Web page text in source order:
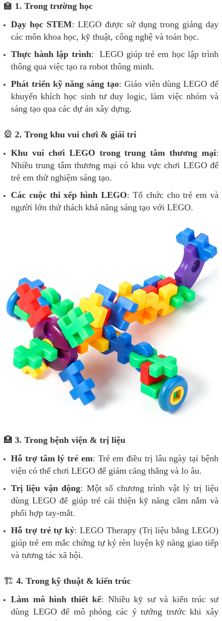
🏫 1. Trong trường học
Dạy học STEM: LEGO được sử dụng trong giảng dạy
các môn khoa học, kỹ thuật, công nghệ và toán học.
Thực hành lập trình: LEGO giúp trẻ em học lập trình
thông qua việc tạo ra robot thông minh.
Phát triển kỹ năng sáng tạo: Giáo viên dùng LEGO để
khuyến khích học sinh tư duy logic, làm việc nhóm và
sáng tạo qua các dự án xây dựng.
🎡 2. Trong khu vui chơi & giải trí
Khu vui chơi LEGO trong trung tâm thương mại:
Nhiều trung tâm thương mại có khu vực chơi LEGO để
trẻ em thử nghiệm sáng tạo.
Các cuộc thi xếp hình LEGO: Tổ chức cho trẻ em và
người lớn thử thách khả năng sáng tạo với LEGO.
🏥 3. Trong bệnh viện & trị liệu
Hỗ trợ tâm lý trẻ em: Trẻ em điều trị lâu ngày tại bệnh
viện có thể chơi LEGO để giảm căng thẳng và lo âu.
Trị liệu vận động: Một số chương trình vật lý trị liệu
dùng LEGO để giúp trẻ cải thiện kỹ năng cầm nắm và
phối hợp tay-mắt.
Hỗ trợ trẻ tự kỷ: LEGO Therapy (Trị liệu bằng LEGO)
giúp trẻ em mắc chứng tự kỷ rèn luyện kỹ năng giao tiếp
và tương tác xã hội.
🏗 4. Trong kỹ thuật & kiến trúc
Làm mô hình thiết kế: Nhiều kỹ sư và kiến trúc sư
dùng LEGO để mô phỏng các ý tưởng trước khi xây